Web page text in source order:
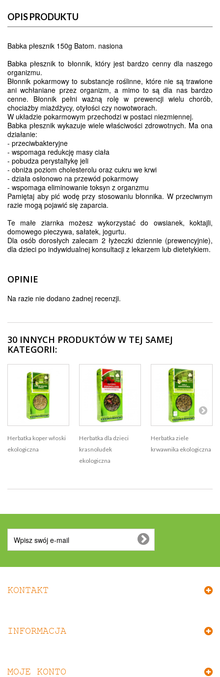
OPIS PRODUKTU
Babka płesznik 150g Batom. nasiona
Babka płesznik to błonnik, który jest bardzo cenny dla naszego
organizmu.
Błonnik pokarmowy to substancje roślinne, które nie są trawione
ani wchłaniane przez organizm, a mimo to są dla nas bardzo
cenne. Błonnik pełni ważną rolę w prewencji wielu chorób,
chociażby miażdżycy, otyłości czy nowotworach.
W układzie pokarmowym przechodzi w postaci niezmiennej.
Babka płesznik wykazuje wiele właściwości zdrowotnych. Ma ona
działanie:
- przeciwbakteryjne
- wspomaga redukcję masy ciała
- pobudza perystaltykę jeli
- obniża poziom cholesterolu oraz cukru we krwi
- działa osłonowo na przewód pokarmowy
- wspomaga eliminowanie toksyn z organzmu
Pamiętaj aby pić wodę przy stosowaniu błonnika. W przeciwnym
razie mogą pojawić się zaparcia.
Te małe ziarnka możesz wykorzystać do owsianek, koktajli,
domowego pieczywa, sałatek, jogurtu.
Dla osób dorosłych zalecam 2 łyżeczki dziennie (prewencyjnie),
dla dzieci po indywidualnej konsultacji z lekarzem lub dietetykiem.
OPINIE
Na razie nie dodano żadnej recenzji.
30 INNYCH PRODUKTÓW W TEJ SAMEJ
KATEGORII:
Herbatka koper włoski
ekologiczna
Herbatka dla dzieci
krasnoludek
ekologiczna
Herbatka ziele
krwawnika ekologiczna
KONTAKT
INFORMACJA
MOJE KONTO